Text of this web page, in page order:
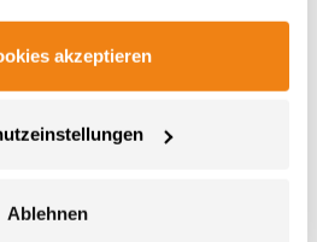
akzeptieren
Ablehnen
Herst.-Nr.:
Ltd. Narcisova 1 821 01
sales@resultclothing.com
Coolplus®